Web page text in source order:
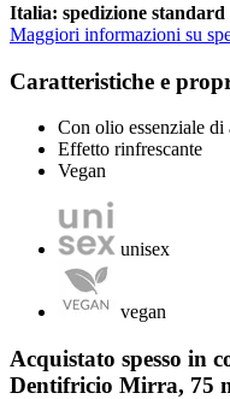
Italia: spedizione
Maggiori informazioni su
Caratteristiche e
Con olio essenziale di
Effetto rinfrescante
Vegan
unisex
vegan
Acquistato spesso in
Dentifricio Mirra, 75